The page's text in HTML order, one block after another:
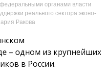
органами власти
реального сектора эконо­
Ракова
– одном из крупнейших
в России.